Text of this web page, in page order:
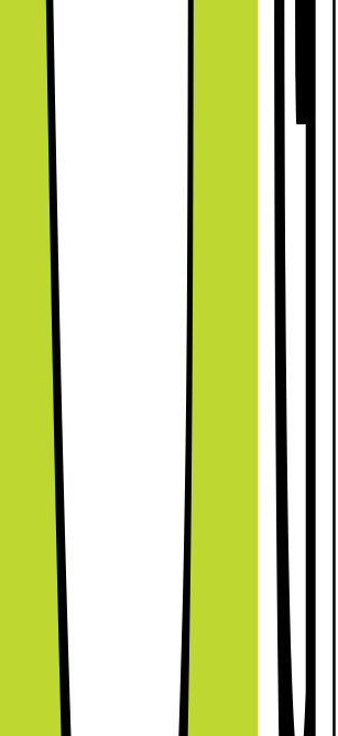
av stil och funktionalitet med
diskmaskin, designad för att passa sömlöst
apparat i Black Inox finish förhöjer
utrymme utan erbjuder också en överlägsen
Med avancerade funktioner och intuitiv
konstruerad för att ge bekvämlighet och
till en problemfri uppgift.
som kommer med denna toppmoderna
sättet du rengör din disk.
har en generös kapacitet på 14
din disk med lätthet. Max Flex Basket-
erbjuder ultimat flexibilitet för att ladda
säkerställer att varje föremål hålls säkert
höjdjusterbara toppkorg och hopfällbara
inredningen för att passa stora kastruller,
vilket gör varje laddning effektiv.
för styrning av hushållsapparater med Home
smarta funktion låter dig starta,
din diskmaskin med hjälp av din mobila
funktionerna Favoritprogram och Silence on
Home Connect-appen, kan du anpassa
personliga preferenser och till och med
behov.
våt disk efter en cykel. PerfectDry med
dina diskar kommer ut helt torra och redo
innovativa funktion använder naturliga
fukt och frigöra värme, vilket ger
även på plast.